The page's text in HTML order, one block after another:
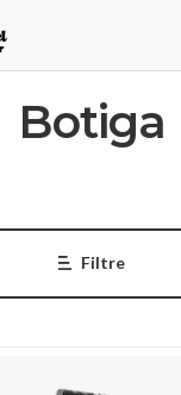
Botiga
Filtre